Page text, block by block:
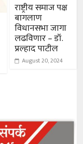
राष्ट्रीय समाज पक्ष
बागलाण
विधानसभा जागा
लढविणार – डॉ.
प्रल्हाद पाटील
August 20, 2024